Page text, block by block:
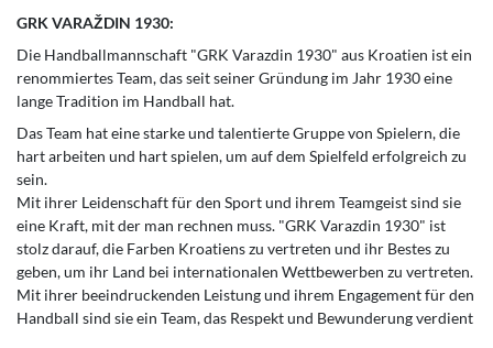
GRK VARAŽDIN 1930:
Die Handballmannschaft "GRK Varazdin 1930" aus Kroatien ist ein
renommiertes Team, das seit seiner Gründung im Jahr 1930 eine
lange Tradition im Handball hat.
Das Team hat eine starke und talentierte Gruppe von Spielern, die
hart arbeiten und hart spielen, um auf dem Spielfeld erfolgreich zu
sein.
Mit ihrer Leidenschaft für den Sport und ihrem Teamgeist sind sie
eine Kraft, mit der man rechnen muss. "GRK Varazdin 1930" ist
stolz darauf, die Farben Kroatiens zu vertreten und ihr Bestes zu
geben, um ihr Land bei internationalen Wettbewerben zu vertreten.
Mit ihrer beeindruckenden Leistung und ihrem Engagement für den
Handball sind sie ein Team, das Respekt und Bewunderung verdient